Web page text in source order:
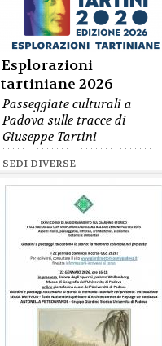
Esplorazioni
tartiniane 2026
Passeggiate culturali a
Padova sulle tracce di
Giuseppe Tartini
SEDI DIVERSE